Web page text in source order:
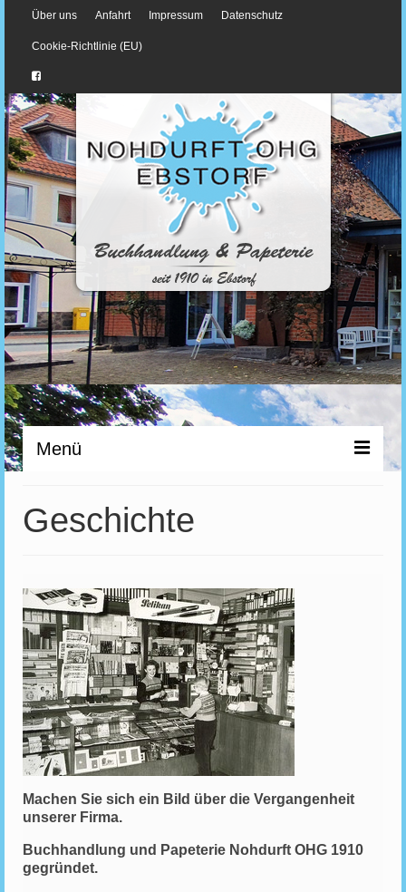
Über uns Anfahrt Impressum Datenschutz
Cookie-Richtlinie (EU)
Menü
Buch/Schulbuch
Büro/Schulbedarf
Spielwaren
Bestellungen
Geschichte
Machen Sie sich ein Bild über die Vergangenheit
unserer Firma.
Buchhandlung und Papeterie Nohdurft OHG 1910
gegründet.